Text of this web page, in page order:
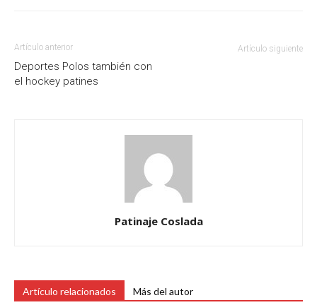
Artículo anterior
Deportes Polos también con
el hockey patines
Artículo siguiente
Patinaje Coslada
Artículo relacionados Más del autor